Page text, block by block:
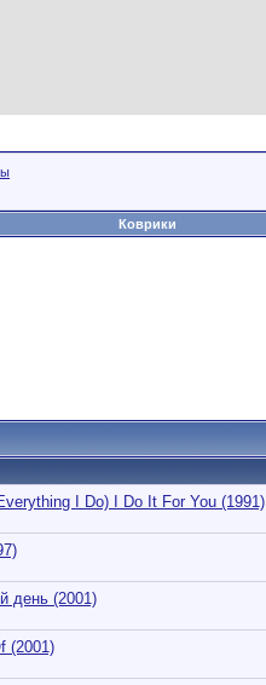
Коврики
I Do) I Do It For You (1991)
день (2001)
(2001)